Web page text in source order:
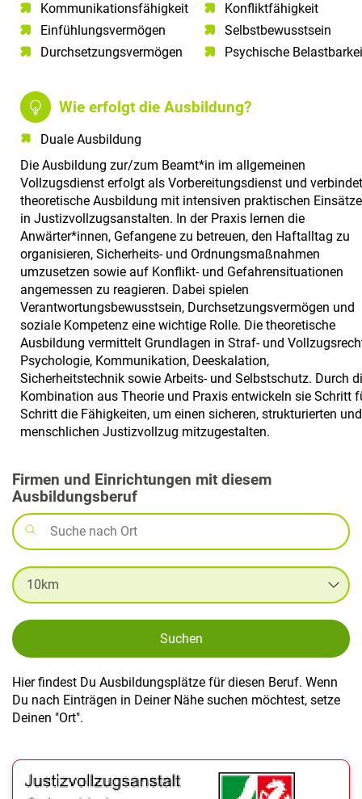
Kommunikationsfähigkeit​
Einfühlungsvermögen
Durchsetzungsvermögen
Konfliktfähigkeit
Selbstbewusstsein
Psychische
Wie erfolgt die Ausbildung?
Duale Ausbildung
Die Ausbildung zur/zum Beamt*in im allgemeinen
Vollzugsdienst erfolgt als Vorbereitungsdienst und verbindet
theoretische Ausbildung mit intensiven praktischen
in Justizvollzugsanstalten. In der Praxis lernen die
Anwärter*innen, Gefangene zu betreuen, den Haftalltag zu
organisieren, Sicherheits- und Ordnungsmaßnahmen
umzusetzen sowie auf Konflikt- und Gefahrensituationen
angemessen zu reagieren. Dabei spielen
Verantwortungsbewusstsein, Durchsetzungsvermögen und
soziale Kompetenz eine wichtige Rolle. Die theoretische
Ausbildung vermittelt Grundlagen in Straf- und
Psychologie, Kommunikation, Deeskalation,
Sicherheitstechnik sowie Arbeits- und Selbstschutz. Durch
Kombination aus Theorie und Praxis entwickeln sie Schritt
Schritt die Fähigkeiten, um einen sicheren, strukturierten und
menschlichen Justizvollzug mitzugestalten.
Firmen und Einrichtungen mit diesem
Ausbildungsberuf
Suchen
Hier findest Du Ausbildungsplätze für diesen Beruf. Wenn
Du nach Einträgen in Deiner Nähe suchen möchtest, setze
Deinen "Ort".